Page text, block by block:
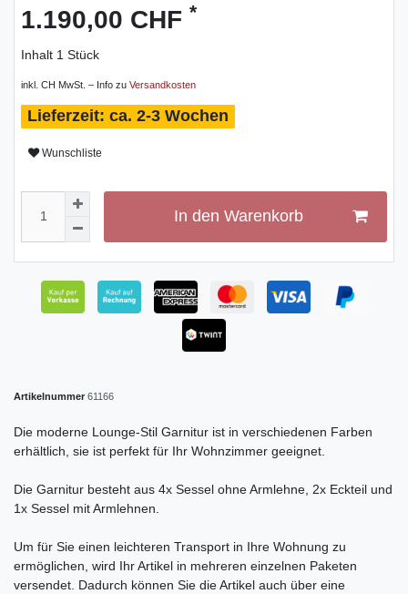
1.190,00 CHF *
Inhalt 1 Stück
inkl. CH MwSt. – Info zu Versandkosten
ca. 2-3 Wochen
Wunschliste
In den Warenkorb
Artikelnummer 61166
Die moderne Lounge-Stil Garnitur ist in verschiedenen Farben
erhältlich, sie ist perfekt für Ihr Wohnzimmer geeignet.
Die Garnitur besteht aus 4x Sessel ohne Armlehne, 2x Eckteil und
1x Sessel mit Armlehnen.
Um für Sie einen leichteren Transport in Ihre Wohnung zu
ermöglichen, wird Ihr Artikel in mehreren einzelnen Paketen
versendet. Dadurch können Sie die Artikel auch über eine